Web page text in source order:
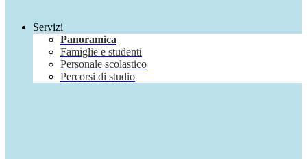
Servizi
Panoramica
Famiglie e studenti
Personale scolastico
Percorsi di studio